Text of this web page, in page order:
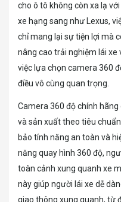
cho ô tô không còn xa lạ
xe hạng sang như Lexus,
chỉ mang lại sự tiện lợi mà
nâng cao trải nghiệm lái xe
việc lựa chọn camera 360
điều vô cùng quan trọng.
Camera 360 độ chính
và sản xuất theo tiêu
bảo tính năng an toàn và
năng quay hình 360 độ,
toàn cảnh xung quanh xe
này giúp người lái xe dễ
giao thông xung quanh, từ